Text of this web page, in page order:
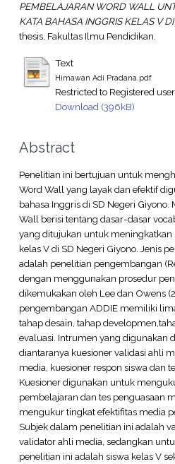
PEMBELAJARAN WORD WALL
KATA BAHASA INGGRIS KELAS V
thesis, Fakultas Ilmu Pendidikan.
Text
Himawan Adi Pradana.pdf
Restricted to Registered
Download (396kB)
Abstract
Penelitian ini bertujuan untuk
Word Wall yang layak dan efektif
bahasa Inggris di SD Negeri
Wall berisi tentang dasar-dasar
yang ditujukan untuk meningkatkan
kelas V di SD Negeri Giyono. Jenis
adalah penelitian pengembangan
dengan menggunakan prosedur
dikemukakan oleh Lee dan Owens
pengembangan ADDIE memiliki
tahap desain, tahap
evaluasi. Intrumen yang digunakan
diantaranya kuesioner validasi ahli
media, kuesioner respon siswa dan
Kuesioner digunakan untuk
pembelajaran dan tes penguasaan
mengukur tingkat efektifitas media
Subjek dalam penelitian ini adalah
validator ahli media, sedangkan
penelitian ini adalah siswa kelas V